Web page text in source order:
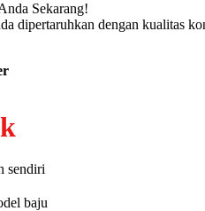
Sekarang!
dipertaruhkan dengan kualitas
sendiri
baju